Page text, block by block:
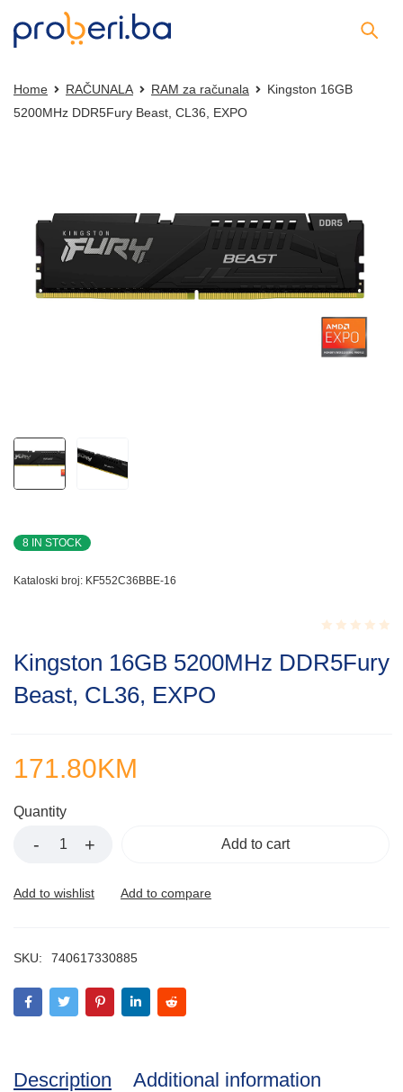
Home RAČUNALA RAM za računala
Kingston 16GB
5200MHz DDR5Fury Beast, CL36, EXPO
8 IN STOCK
Kataloski broj: KF552C36BBE-16
0.001
Kingston 16GB 5200MHz DDR5Fury
Beast, CL36, EXPO
171.80KM
Quantity
Add to cart
SKU: 740617330885
Description Additional information